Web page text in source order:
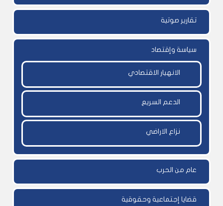
تقارير صوتية
سياسة وإقتصاد
الانهيار الاقتصادي
الدعم السريع
نزاع الاراضي
عام من الحرب
قضايا إجتماعية وحقوقية